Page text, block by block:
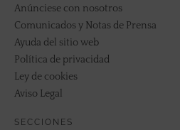
Anúnciese con nosotros
Comunicados y Notas de Prensa
Ayuda del sitio web
Política de privacidad
Ley de cookies
Aviso Legal
SECCIONES